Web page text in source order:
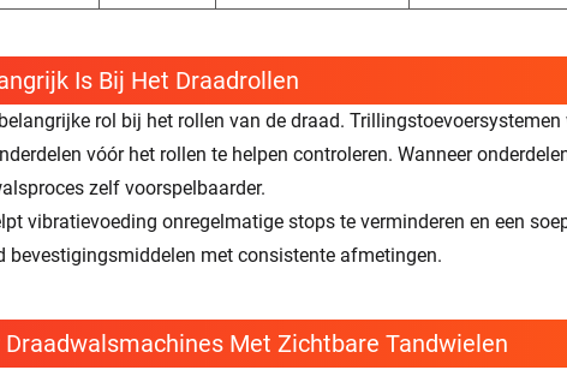
Is Bij Het Draadrollen
rol bij het rollen van de draad.
vóór het rollen te helpen controleren. Wanneer
zelf voorspelbaarder.
vibratievoeding onregelmatige stops te verminderen en een
bevestigingsmiddelen met consistente afmetingen.
Met Zichtbare Tandwielen